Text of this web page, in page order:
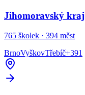
Jihomoravský kraj
765 školek · 394 měst
BrnoVyškovTřebíč+391